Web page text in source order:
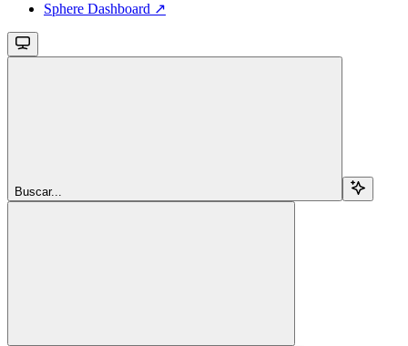
Sphere Dashboard ↗
Buscar...